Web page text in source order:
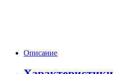
Описание